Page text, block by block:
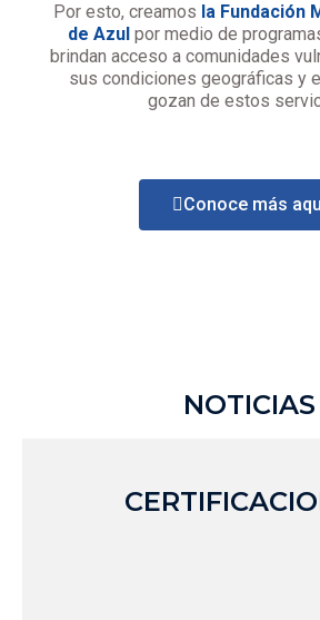
Por esto, creamos la Fundación
de Azul por medio de
brindan acceso a comunidades
sus condiciones geográficas y
gozan de estos
Conoce más
NOTICIAS